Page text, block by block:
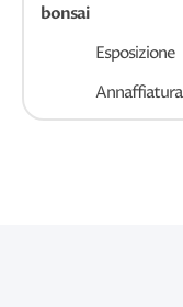
bonsai
Esposizione
Annaffiatura